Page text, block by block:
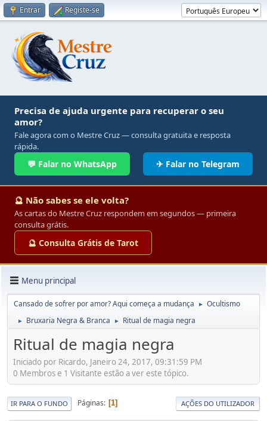
Entrar Registe-se
Precisa de ajuda urgente para recuperar o seu
amor?
Fale agora com o Mestre Cruz — consulta gratuita e resposta
rápida.
💬 Falar no WhatsApp ✈ Falar no Telegram
🔮 Não sabes se ele volta?
As cartas do Mestre Cruz respondem em segundos — primeira
consulta grátis.
🔮 Consulta Grátis de Tarot
Menu principal
Cansado de sofrer por amor? Aqui começa a mudança ► Ocultismo
► Bruxaria Negra & Branca ► Ritual de magia negra
Ritual de magia negra
Iniciado por Ricardo, Janeiro 24, 2017, 09:31:59 PM
0 Membros e 1 Visitante estão a ver este tópico.
IR PARA O FUNDO Páginas 1 AÇÕES DO UTILIZADOR